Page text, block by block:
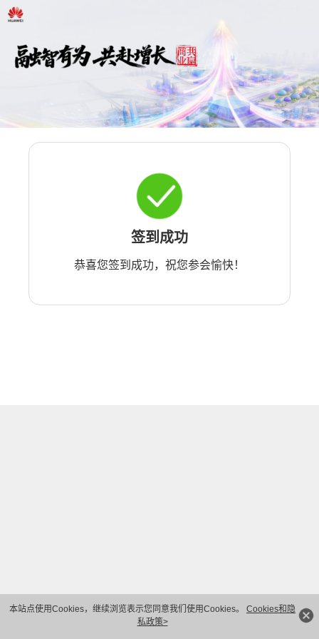
本站点使用Cookies，继续浏览表示您同意我们使用Cookies。 Cookies和隐
私政策>
签到成功
恭喜您签到成功，祝您参会愉快！